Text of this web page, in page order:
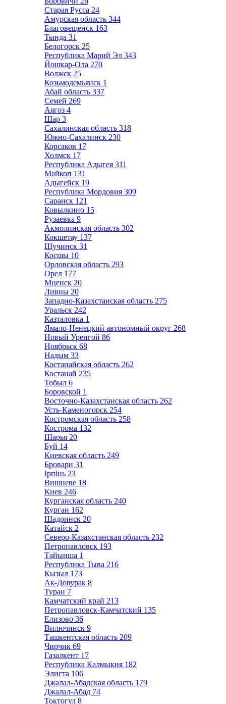
Старая Русса 24
Амурская область 344
Благовещенск 163
Тында 31
Белогорск 25
Республика Марий Эл 343
Йошкар-Ола 270
Волжск 25
Козьмодемьянск 1
Абай область 337
Семей 269
Аягоз 4
Шар 3
Сахалинская область 318
Южно-Сахалинск 230
Корсаков 17
Холмск 17
Республика Адыгея 311
Майкоп 131
Адыгейск 19
Республика Мордовия 309
Саранск 121
Ковылкино 15
Рузаевка 9
Акмолинская область 302
Кокшетау 137
Щучинск 31
Косшы 10
Орловская область 293
Орел 177
Мценск 20
Ливны 20
Западно-Казахстанская область 275
Уральск 242
Казталовка 1
Ямало-Ненецкий автономный округ 268
Новый Уренгой 86
Ноябрьск 68
Надым 33
Костанайская область 262
Костанай 235
Тобыл 6
Боровской 1
Восточно-Казахстанская область 262
Усть-Каменогорск 254
Костромская область 258
Кострома 132
Шарья 20
Буй 14
Киевская область 249
Бровари 31
Ірпінь 23
Вишневе 18
Киев 246
Курганская область 240
Курган 162
Шадринск 20
Катайск 2
Северо-Казахстанская область 232
Петропавловск 193
Тайынша 1
Республика Тыва 216
Кызыл 173
Ак-Довурак 8
Туран 7
Камчатский край 213
Петропавловск-Камчатский 135
Елизово 36
Вилючинск 9
Ташкентская область 209
Чирчик 69
Газалкент 17
Республика Калмыкия 182
Элиста 106
Джалал-Абадская область 179
Джалал-Абад 74
Токтогул 8